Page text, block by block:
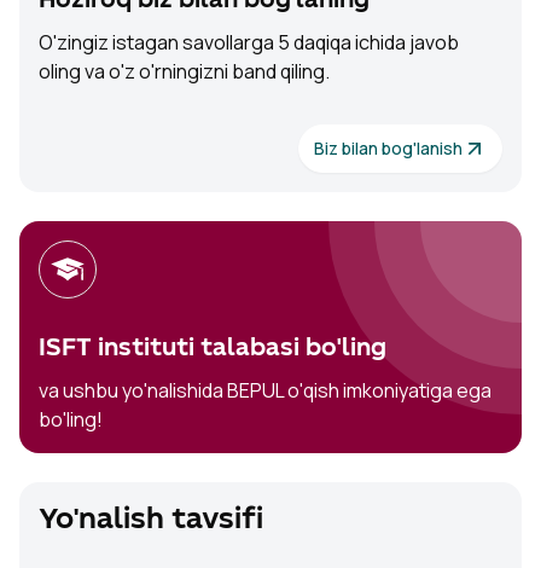
O'zingiz istagan savollarga 5 daqiqa ichida javob
oling va o'z o'rningizni band qiling.
Biz bilan bog'lanish
ISFT instituti talabasi bo'ling
va ushbu yo'nalishida BEPUL o'qish imkoniyatiga ega
bo'ling!
Yo'nalish tavsifi